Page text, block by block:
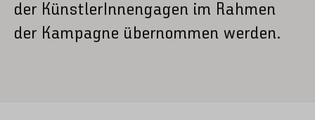
der KünstlerInnengagen im Rahmen
der Kampagne übernommen werden.